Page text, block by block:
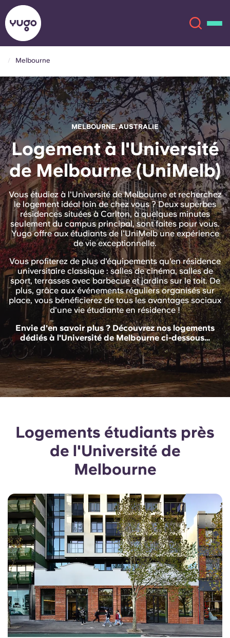
À propos
Lieux
Plus
Compte Langue
English (GB)
English (US)
Chinese
Español
Català
Deutsch
French
Portuguese
Sélectionnez un pays
Sélectionnez une ville
Choisissez une résidence
Se connecter
Réservez maintenant
English (GB)
English (US)
Chinese Español
Català Deutsch
Italian French
Portuguese
Melbourne
MELBOURNE, AUSTRALIE
Logement à l'Université
de Melbourne (UniMelb)
Vous étudiez à l'Université de Melbourne et recherchez
le logement idéal loin de chez vous ? Deux superbes
résidences situées à Carlton, à quelques minutes
seulement du campus principal, sont faites pour vous.
Yugo offre aux étudiants de l'UniMelb une expérience
de vie exceptionnelle.
Vous profiterez de plus d'équipements qu'en résidence
universitaire classique : salles de cinéma, salles de
sport, terrasses avec barbecue et jardins sur le toit. De
plus, grâce aux événements réguliers organisés sur
place, vous bénéficierez de tous les avantages sociaux
d'une vie étudiante en résidence !
Envie d'en savoir plus ? Découvrez nos logements
dédiés à l'Université de Melbourne ci-dessous…
Logements étudiants près
de l'Université de
Melbourne